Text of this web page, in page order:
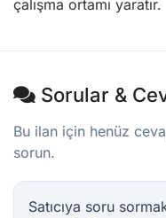
çalışma ortamı yaratır.
Sorular &
Bu ilan için henüz
sorun.
Satıcıya soru